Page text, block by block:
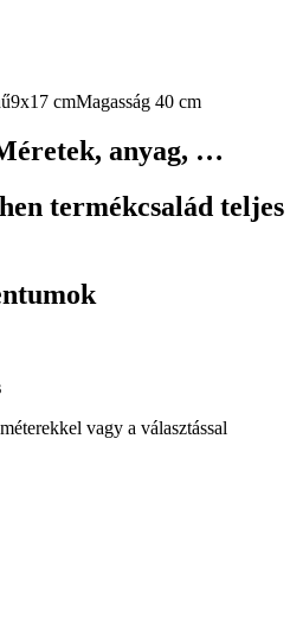
9x17 cmMagasság 40 cm
anyag, …
termékcsalád teljes
vagy a választással